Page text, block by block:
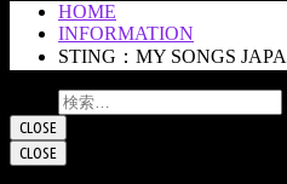
HOME
INFORMATION
STING：MY SONGS
CLOSE
CLOSE